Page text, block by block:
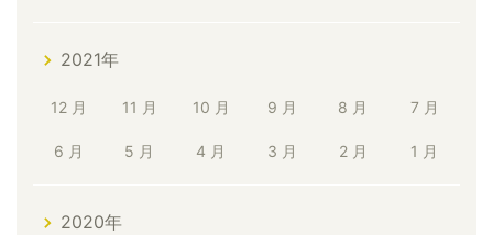
2021年
12 月 11 月 10 月 9 月 8 月 7 月
6 月 5 月 4 月 3 月 2 月 1 月
2020年